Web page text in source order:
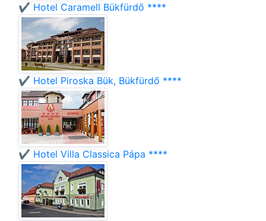
✔️ Hotel Caramell Bükfürdő ****
✔️ Hotel Piroska Bük, Bükfürdő ****
✔️ Hotel Villa Classica Pápa ****